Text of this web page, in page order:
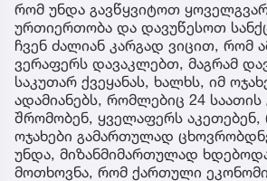
რომ უნდა გავწყვიტოთ
ურთიერთობა და დავუწესოთ
ჩვენ ძალიან კარგად ვიცით, რომ
ვერაფერს დავაკლებთ, მაგრამ
საკუთარ ქვეყანას, ხალხს, იმ
ადამიანებს, რომლებიც 24 საათის
შრომობენ, ყველაფერს აკეთებენ,
ოჯახები გამართულად
უნდა, მიზანმიმართულად
მოთხოვნა, რომ ქართული